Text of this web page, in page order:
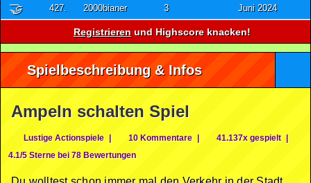
🤝 427. 2000bianer 3 Juni 2024
Registrieren und Highscore knacken!
Spielbeschreibung & Infos
Ampeln schalten Spiel
Lustige Actionspiele | 10 Kommentare | 41.137x gespielt
|
4.1/5 Sterne bei 78 Bewertungen